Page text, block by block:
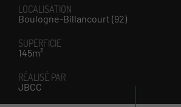
LOCALISATION
Boulogne-Billancourt (92)
SUPERFICIE
145m²
RÉALISÉ PAR
JBCC